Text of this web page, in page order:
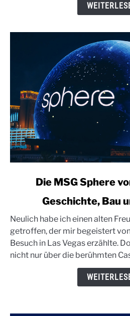
MSG
Sphere
von
Las
Die MSG Sphere
Geschichte, Bau
Neulich habe ich einen alten
getroffen, der mir begeistert
Besuch in Las Vegas erzählte.
nicht nur über die berühmten